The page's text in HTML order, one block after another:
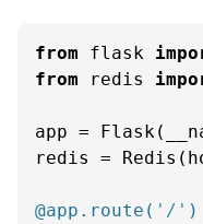
from flask
from redis
app =
redis =
@app.route( '/' )